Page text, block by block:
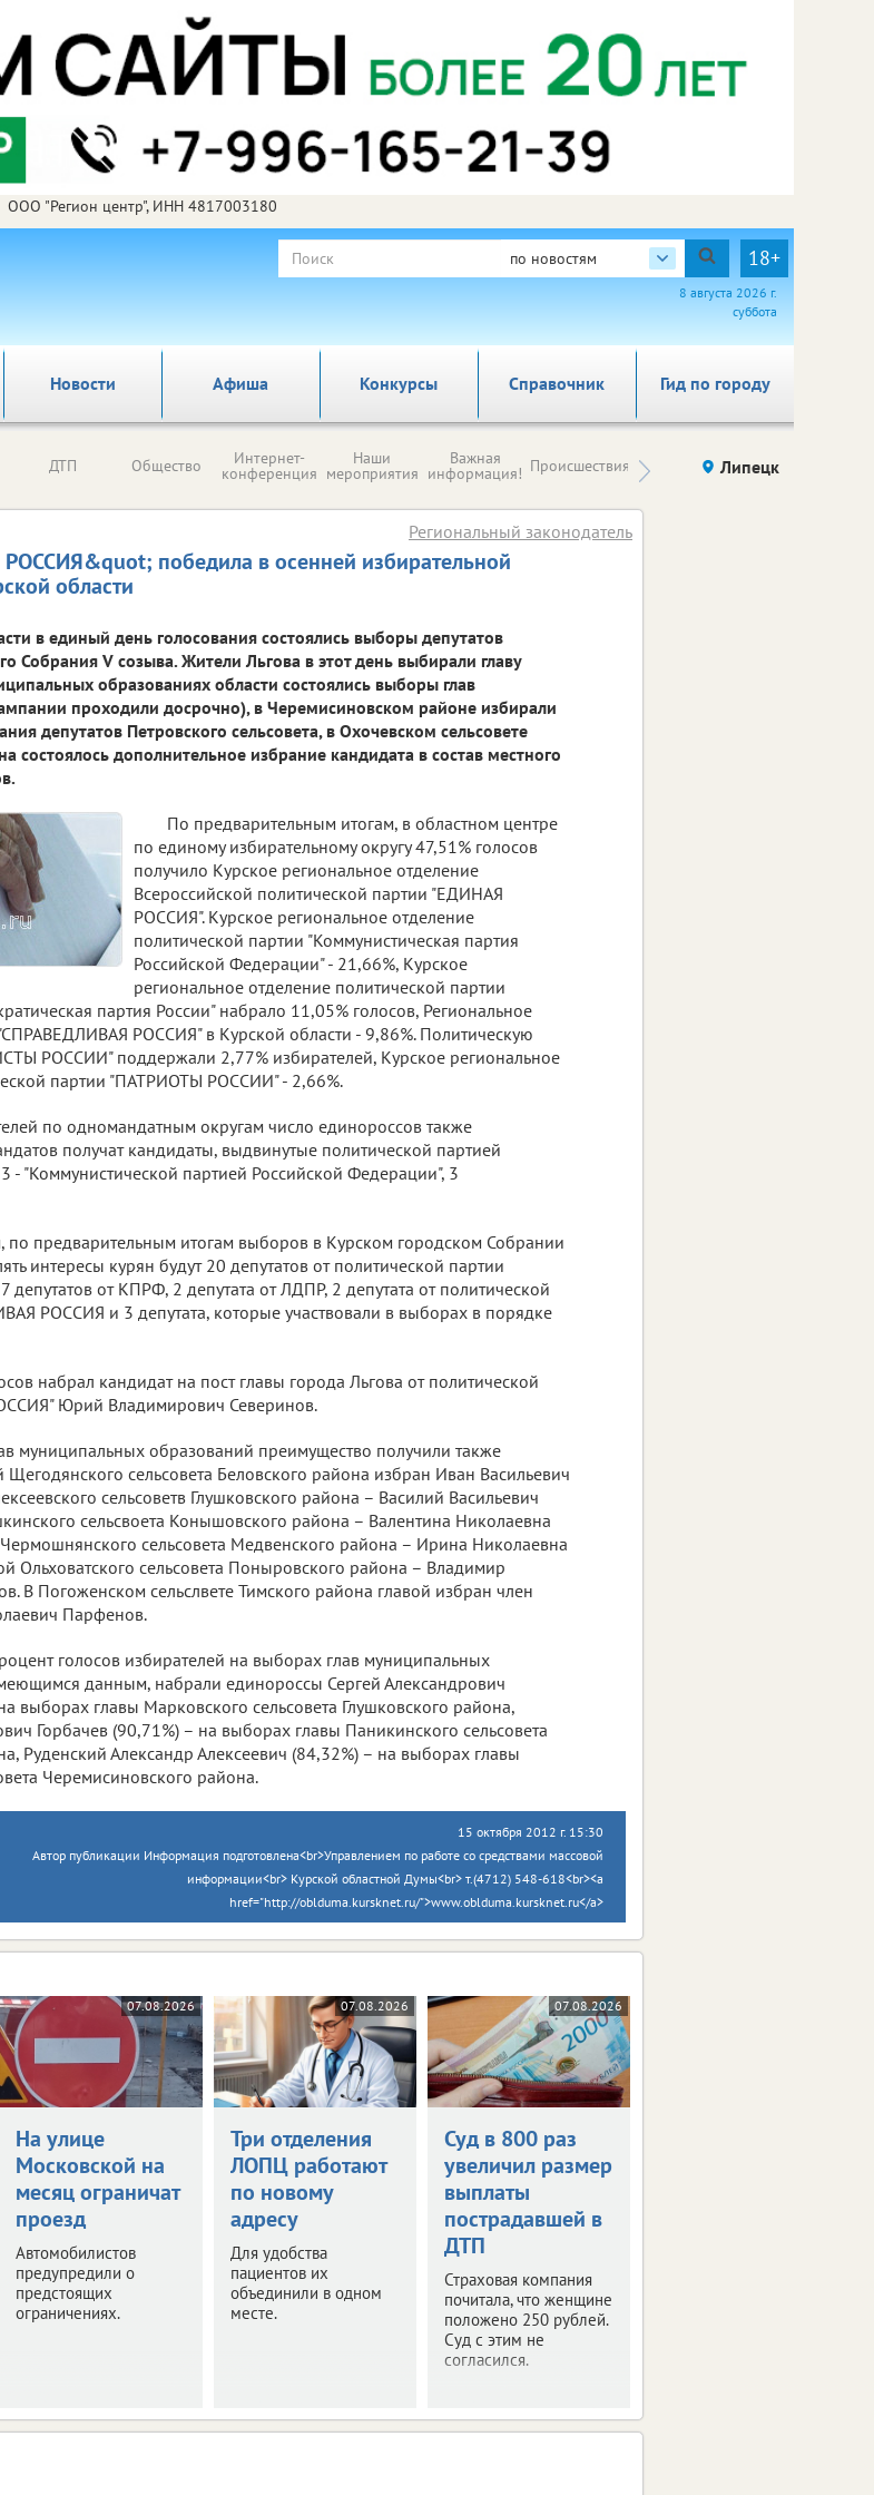
ООО "Регион центр", ИНН 4817003180
по новостям 18+
8 августа 2026 г.
суббота
Новости Афиша Справочник Гид по городу
Конкурсы
ДТП Общество Интернет-
конференция
Наши
мероприятия
Важная
информация! Происшествия Здоровье компаний (на
правах
Липецк
победила в осенней избирательной
области
Региональный законодатель
в единый день голосования состоялись выборы депутатов
Собрания V созыва. Жители Льгова в этот день выбирали главу
образованиях области состоялись выборы глав
проходили досрочно), в Черемисиновском районе избирали
депутатов Петровского сельсовета, в Охочевском сельсовете
состоялось дополнительное избрание кандидата в состав местного
По предварительным итогам, в областном центре
по единому избирательному округу 47,51% голосов
получило Курское региональное отделение
Всероссийской политической партии "ЕДИНАЯ
РОССИЯ". Курское региональное отделение
политической партии "Коммунистическая партия
Российской Федерации" - 21,66%, Курское
региональное отделение политической партии
партия России" набрало 11,05% голосов, Региональное
РОССИЯ" в Курской области - 9,86%. Политическую
РОССИИ" поддержали 2,77% избирателей, Курское региональное
партии "ПАТРИОТЫ РОССИИ" - 2,66%.
по одномандатным округам число единороссов также
получат кандидаты, выдвинутые политической партией
"Коммунистической партией Российской Федерации", 3
по предварительным итогам выборов в Курском городском Собрании
интересы курян будут 20 депутатов от политической партии
от КПРФ, 2 депутата от ЛДПР, 2 депутата от политической
РОССИЯ и 3 депутата, которые участвовали в выборах в порядке
набрал кандидат на пост главы города Льгова от политической
Юрий Владимирович Северинов.
муниципальных образований преимущество получили также
Щегодянского сельсовета Беловского района избран Иван Васильевич
сельсоветв Глушковского района – Василий Васильевич
сельсвоета Конышовского района – Валентина Николаевна
сельсовета Медвенского района – Ирина Николаевна
Ольховатского сельсовета Поныровского района – Владимир
В Погоженском сельслвете Тимского района главой избран член
Парфенов.
голосов избирателей на выборах глав муниципальных
данным, набрали единороссы Сергей Александрович
выборах главы Марковского сельсовета Глушковского района,
Горбачев (90,71%) – на выборах главы Паникинского сельсовета
Руденский Александр Алексеевич (84,32%) – на выборах главы
Черемисиновского района.
15 октября 2012 г. 15:30
Автор публикации Информация подготовлена<br>Управлением по работе со средствами массовой
информации<br> Курской областной Думы<br> т.(4712) 548-618<br><a
href="http://oblduma.kursknet.ru/">www.oblduma.kursknet.ru</a>
07.08.2026
На улице
Московской на
месяц ограничат
проезд
Автомобилистов
предупредили о
предстоящих
ограничениях.
07.08.2026
Три отделения
ЛОПЦ работают
по новому
адресу
Для удобства
пациентов их
объединили в одном
месте.
07.08.2026
Суд в 800 раз
увеличил размер
выплаты
пострадавшей в
ДТП
Страховая компания
почитала, что женщине
положено 250 рублей.
Суд с этим не
согласился.